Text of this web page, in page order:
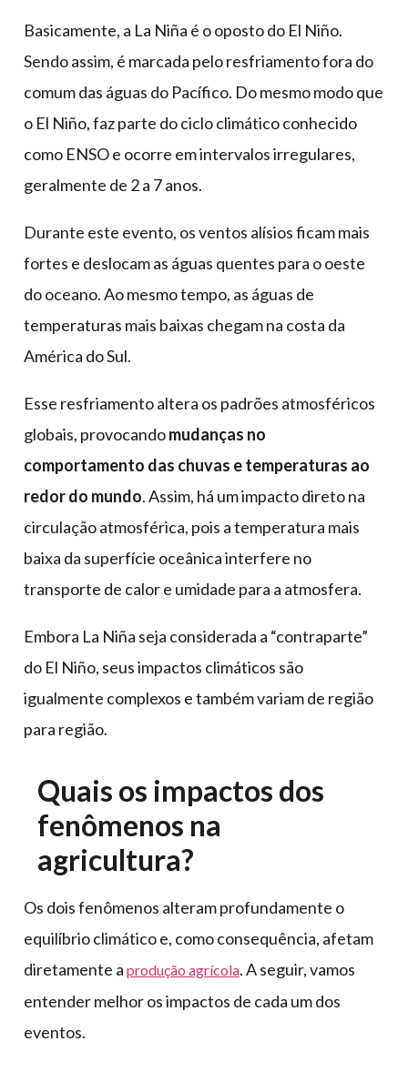
Basicamente, a La Niña é o oposto do El Niño.
Sendo assim, é marcada pelo resfriamento fora do
comum das águas do Pacífico. Do mesmo modo que
o El Niño, faz parte do ciclo climático conhecido
como ENSO e ocorre em intervalos irregulares,
geralmente de 2 a 7 anos.
Durante este evento, os ventos alísios ficam mais
fortes e deslocam as águas quentes para o oeste
do oceano. Ao mesmo tempo, as águas de
temperaturas mais baixas chegam na costa da
América do Sul.
Esse resfriamento altera os padrões atmosféricos
globais, provocandomudanças no
comportamento das chuvas e temperaturas ao
redor do mundo. Assim, há um impacto direto na
circulação atmosférica, pois a temperatura mais
baixa da superfície oceânica interfere no
transporte de calor e umidade para a atmosfera.
Embora La Niña seja considerada a “contraparte”
do El Niño, seus impactos climáticos são
igualmente complexos e também variam de região
para região.
Quais os impactos dos
fenômenos na
agricultura?
Os dois fenômenos alteram profundamente o
equilíbrio climático e, como consequência, afetam
diretamente a produção agrícola. A seguir, vamos
entender melhor os impactos de cada um dos
eventos.